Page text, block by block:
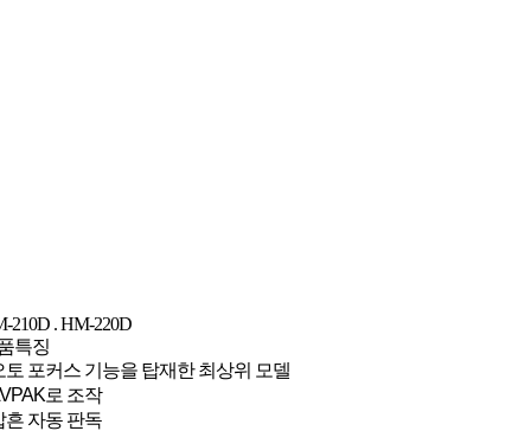
210D . HM-220D
특징
토 포커스 기능을 탑재한 최상위 모델
로 조작
흔 자동 판독